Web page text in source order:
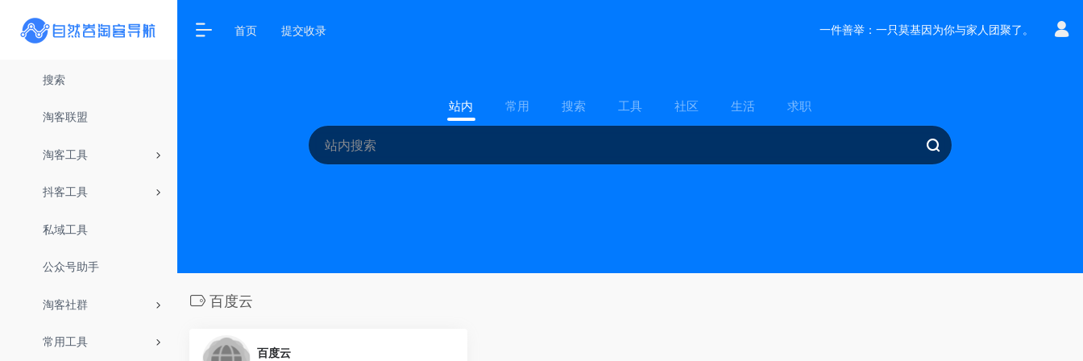
搜索
淘客联盟
淘客工具
抖客工具
私域工具
公众号助手
淘客社群
常用工具
首页 提交收录 一件善举：一只莫基因为你与家人团聚了。
站内 常用 搜索 工具 社区 生活 求职
百度云
百度云